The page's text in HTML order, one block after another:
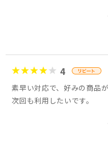
4
素早い対応で、好みの商品
次回も利用したいです。